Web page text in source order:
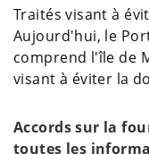
Traités visant à
Aujourd'hui, le
comprend l'île de
visant à éviter la
Accords sur la
toutes les